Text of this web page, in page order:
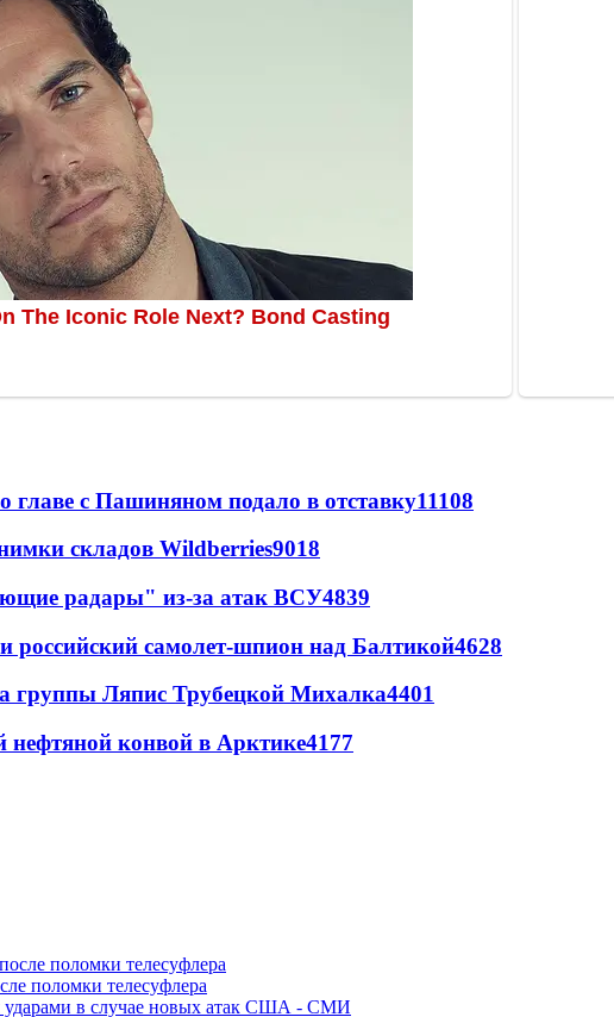
главе с Пашиняном подало в отставку11108
складов Wildberries9018
радары" из-за атак ВСУ4839
российский самолет-шпион над Балтикой4628
группы Ляпис Трубецкой Михалка4401
нефтяной конвой в Арктике4177
поломки телесуфлера
ударами в случае новых атак США - СМИ